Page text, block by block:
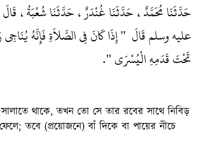
حَدَّثَنَا مُحَمَّدٌ، حَدَّثَنَا غُنْدَرٌ، حَدَّثَنَا شُعْبَةُ،
عليه وسلم قَالَ ‏ "‏ إِذَا كَانَ فِي الصَّلاَةِ فَإِنَّهُ
تَحْتَ قَدَمِهِ الْيُسْرَى ‏"‏‏.‏
সালাতে থাকে, তখন তো সে তার রবের সাথে নিবিড়
তবে (প্রয়োজনে) বাঁ দিকে বা পায়ের নীচে